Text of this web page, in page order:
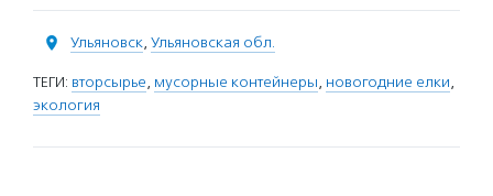
Ульяновск, Ульяновская обл.
ТЕГИ: вторсырье, мусорные контейнеры, новогодние елки,
экология